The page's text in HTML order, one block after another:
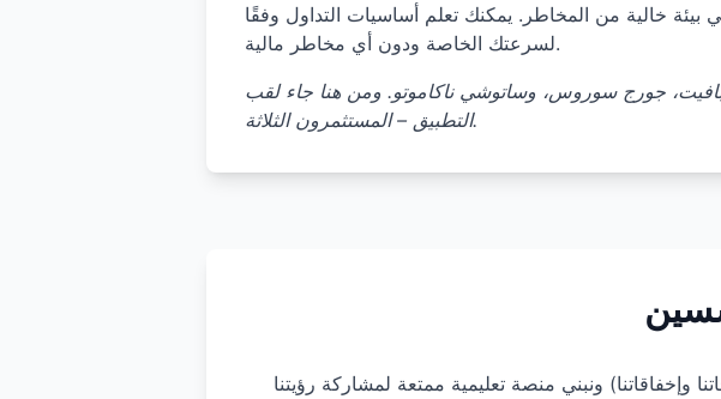
بيئة خالية من المخاطر. يمكنك تعلم أساسيات التداول وفقًا
لسرعتك الخاصة ودون أي مخاطر مالية.
جورج سوروس، وساتوشي ناكاموتو. ومن هنا جاء لقب
التطبيق – المستثمرون الثلاثة.
وإخفاقاتنا) ونبني منصة تعليمية ممتعة لمشاركة رؤيتنا